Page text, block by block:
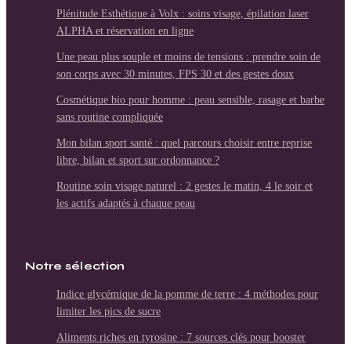
Plénitude Esthétique à Volx : soins visage, épilation laser
ALPHA et réservation en ligne
Une peau plus souple et moins de tensions : prendre soin de
son corps avec 30 minutes, FPS 30 et des gestes doux
Cosmétique bio pour homme : peau sensible, rasage et barbe
sans routine compliquée
Mon bilan sport santé : quel parcours choisir entre reprise
libre, bilan et sport sur ordonnance ?
Routine soin visage naturel : 2 gestes le matin, 4 le soir et
les actifs adaptés à chaque peau
Notre sélection
Indice glycémique de la pomme de terre : 4 méthodes pour
limiter les pics de sucre
Aliments riches en tyrosine : 7 sources clés pour booster